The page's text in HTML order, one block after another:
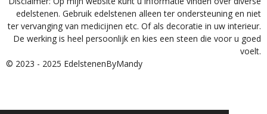
edelstenen. Gebruik edelstenen alleen ter ondersteuning en niet
ter vervanging van medicijnen etc. Of als decoratie in uw interieur.
De werking is heel persoonlijk en kies een steen die voor u goed
voelt.
© 2023 - 2025 EdelstenenByMandy